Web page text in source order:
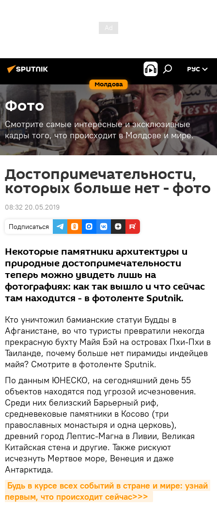
Молдова
РУС
Фото
Смотрите самые интересные и эксклюзивные
кадры того, что происходит в Молдове и мире.
Достопримечательности,
которых больше нет - фото
08:32 20.05.2019
Подписаться
Некоторые памятники архитектуры и
природные достопримечательности
теперь можно увидеть лишь на
фотографиях: как так вышло и что сейчас
там находится - в фотоленте Sputnik.
Кто уничтожил бамианские статуи Будды в
Афганистане, во что туристы превратили некогда
прекрасную бухту Майя Бэй на островах Пхи-Пхи в
Таиланде, почему больше нет пирамиды индейцев
майя? Смотрите в фотоленте Sputnik.
По данным ЮНЕСКО, на сегодняшний день 55
объектов находятся под угрозой исчезновения.
Среди них белизский Барьерный риф,
средневековые памятники в Косово (три
православных монастыря и одна церковь),
древний город Лептис-Магна в Ливии, Великая
Китайская стена и другие. Также рискуют
исчезнуть Мертвое море, Венеция и даже
Антарктида.
Будь в курсе всех событий в стране и мире: узнай
первым, что происходит сейчаc>>>